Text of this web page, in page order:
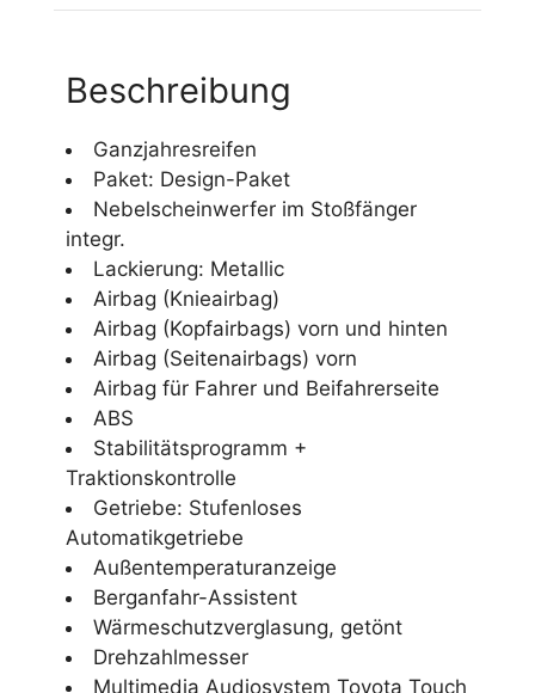
Beschreibung
Ganzjahresreifen
Paket: Design-Paket
Nebelscheinwerfer im Stoßfänger
integr.
Lackierung: Metallic
Airbag (Knieairbag)
Airbag (Kopfairbags) vorn und hinten
Airbag (Seitenairbags) vorn
Airbag für Fahrer und Beifahrerseite
ABS
Stabilitätsprogramm +
Traktionskontrolle
Getriebe: Stufenloses
Automatikgetriebe
Außentemperaturanzeige
Berganfahr-Assistent
Wärmeschutzverglasung, getönt
Drehzahlmesser
Multimedia Audiosystem Toyota Touch